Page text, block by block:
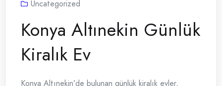
Uncategorized
Konya Altınekin Günlük
Kiralık Ev
Konya Altınekin’de bulunan günlük kiralık evler,